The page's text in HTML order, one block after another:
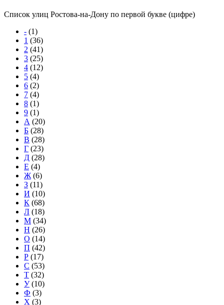
Список улиц Ростова-на-Дону по первой букве (цифре)
- (1)
1 (36)
2 (41)
3 (25)
4 (12)
5 (4)
6 (2)
7 (4)
8 (1)
9 (1)
А (20)
Б (28)
В (28)
Г (23)
Д (28)
Е (4)
Ж (6)
З (11)
И (10)
К (68)
Л (18)
М (34)
Н (26)
О (14)
П (42)
Р (17)
С (53)
Т (32)
У(10)
Ф (3)
Х (3)